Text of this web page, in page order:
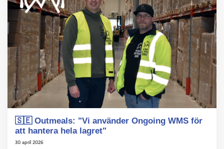
🇸🇪 Outmeals: "Vi använder Ongoing WMS för
att hantera hela lagret"
30 april 2026